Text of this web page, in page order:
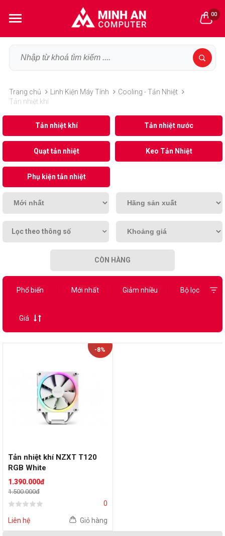
00
Trang chủ Linh Kiện Máy Tính
Cooling - Tản Nhiệt
Tản nhiệt khí
Tản nhiệt khí Tản nhiệt nước
Quạt tản nhiệt Keo Tản Nhiệt
Phụ kiện tản nhiệt
Lọc theo thông số
CÒN HÀNG
Phổ biến Mới nhất Giảm nhiều Bộ lọc
Giá
-8%
Tản nhiệt khí NZXT T120
RGB White
1.390.000đ
1.500.000đ
0
Liên hệ Giỏ hàng